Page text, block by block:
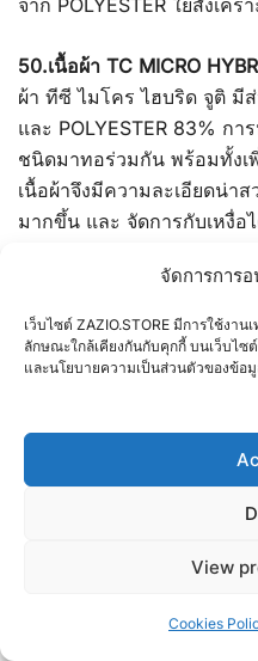
จัดการการ
เว็บไซต์ ZAZIO.STORE มีการใช้งา
ลักษณะใกล้เคียงกันกับคุกกี้ บนเว็บไซ
และนโยบายความเป็นส่วนตัวของข้อ
View
Cookies
50.เนื้อผ้า TC MICRO
ผ้า ทีซี ไมโคร ไฮบริด จูติ มี
และ POLYESTER 83% กา
ชนิดมาทอร่วมกัน พร้อมทั้งเ
เนื้อผ้าจึงมีความละเอียดน่า
มากขึ้น และ จัดการกับเหงื่
เป็นมิตรกับสิ่งแวดล้อม
51.TC SPANDEX JUTI ทีซี
ผ้า ทีซี สปันเดกซ์ จูติ TC
POLYESTER และ
มีความ เด้ง ยืดหยุ่นสูงมาก
52.CVC MICRO HYBRID
ผ้า ซีวีซี ไมโคร ไฮบริด จูติ